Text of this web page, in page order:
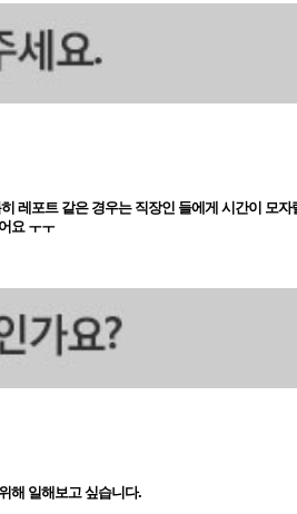
레포트 같은 경우는 직장인 들에게 시간이 모
요 ㅜㅜ
해 일해보고 싶습니다.